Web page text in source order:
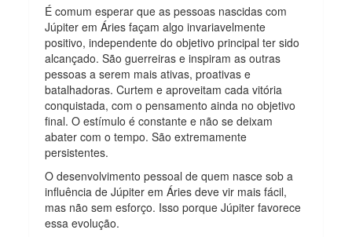
É comum esperar que as pessoas nascidas com
Júpiter em Áries façam algo invariavelmente
positivo, independente do objetivo principal ter sido
alcançado. São guerreiras e inspiram as outras
pessoas a serem mais ativas, proativas e
batalhadoras. Curtem e aproveitam cada vitória
conquistada, com o pensamento ainda no objetivo
final. O estímulo é constante e não se deixam
abater com o tempo. São extremamente
persistentes.
O desenvolvimento pessoal de quem nasce sob a
influência de Júpiter em Áries deve vir mais fácil,
mas não sem esforço. Isso porque Júpiter favorece
essa evolução.